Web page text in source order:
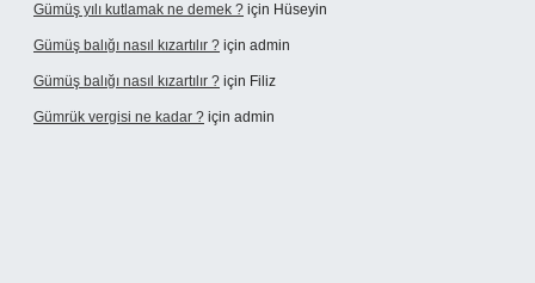
Gümüş yılı kutlamak ne demek ? için Hüseyin
Gümüş balığı nasıl kızartılır ? için admin
Gümüş balığı nasıl kızartılır ? için Filiz
Gümrük vergisi ne kadar ? için admin